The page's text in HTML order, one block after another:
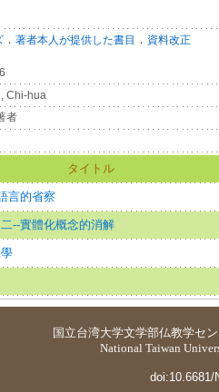
． 著者本人が提供した書目 ． 資料改正
Chi-hua
者
タイトル
言的省察
--實體化概念的消解
国立台湾大学文学部仏教学セ
National Taiwan
doi:10.6681/